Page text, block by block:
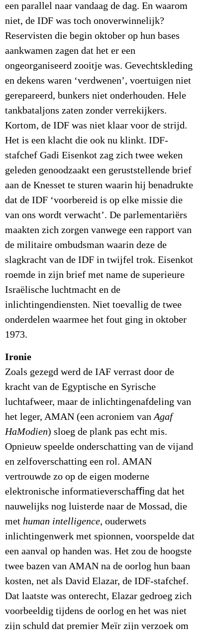
een parallel naar vandaag de dag. En waarom
niet, de IDF was toch onoverwinnelijk?
Reservisten die begin oktober op hun bases
aankwamen zagen dat het er een
ongeorganiseerd zooitje was. Gevechtskleding
en dekens waren ‘verdwenen’, voertuigen niet
gerepareerd, bunkers niet onderhouden. Hele
tankbataljons zaten zonder verrekijkers.
Kortom, de IDF was niet klaar voor de strijd.
Het is een klacht die ook nu klinkt. IDF-
stafchef Gadi Eisenkot zag zich twee weken
geleden genoodzaakt een geruststellende brief
aan de Knesset te sturen waarin hij benadrukte
dat de IDF ‘voorbereid is op elke missie die
van ons wordt verwacht’. De parlementariërs
maakten zich zorgen vanwege een rapport van
de militaire ombudsman waarin deze de
slagkracht van de IDF in twijfel trok. Eisenkot
roemde in zijn brief met name de superieure
Israëlische luchtmacht en de
inlichtingendiensten. Niet toevallig de twee
onderdelen waarmee het fout ging in oktober
1973.
Ironie
Zoals gezegd werd de IAF verrast door de
kracht van de Egyptische en Syrische
luchtafweer, maar de inlichtingenafdeling van
het leger, AMAN (een acroniem vanAgaf
HaModien) sloeg de plank pas echt mis.
Opnieuw speelde onderschatting van de vijand
en zelfoverschatting een rol. AMAN
vertrouwde zo op de eigen moderne
elektronische informatieverschaﬃng dat het
nauwelijks nog luisterde naar de Mossad, die
met human intelligence, ouderwets
inlichtingenwerk met spionnen, voorspelde dat
een aanval op handen was. Het zou de hoogste
twee bazen van AMAN na de oorlog hun baan
kosten, net als David Elazar, de IDF-stafchef.
Dat laatste was onterecht, Elazar gedroeg zich
voorbeeldig tijdens de oorlog en het was niet
zijn schuld dat premier Meïr zijn verzoek om